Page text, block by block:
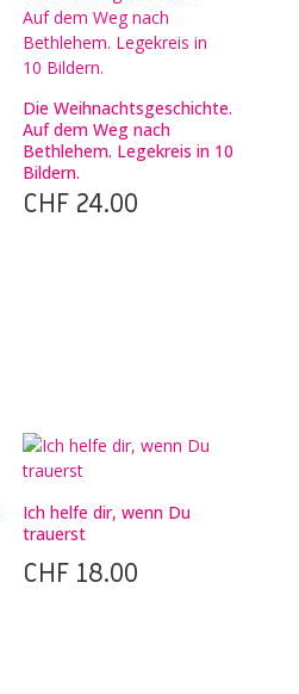
Die Weihnachtsgeschichte.
Auf dem Weg nach
Bethlehem. Legekreis in 10
Bildern.
CHF 24.00
Ich helfe dir, wenn Du
trauerst
CHF 18.00